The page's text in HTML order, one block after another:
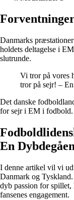
Danmarks
holdets deltagelse i
slutrunde.
Vi tror på vores
tror på sejr! –
Det danske
for sejr i EM i fodbold.
En
I denne artikel vil vi
Danmark og
dyb passion for spillet,
fansenes engagement.